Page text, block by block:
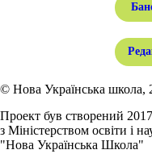
© Нова Українська школа,
Проект був створений
з Міністерством освіти і
"Нова Українська Школа"